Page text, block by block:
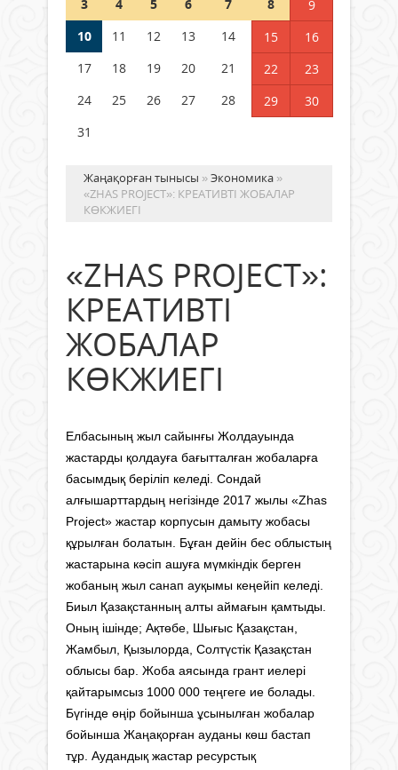
азаматтары қалай дауыс бере
05 тамыз 2026 ж.
3
4 5 6 7 8
9
10
11 12 13 14 15
16
17
18 19 20 21 22
23
24
25 26 27 28 29
30
31
Жаңақорған тынысы »Экономика »
«ZHAS PROJECT»: КРЕАТИВТІ ЖОБАЛАР
КӨКЖИЕГІ
«ZHAS PROJECT»:
КРЕАТИВТІ
ЖОБАЛАР
КӨКЖИЕГІ
Елбасының жыл сайынғы Жолдауында
жастарды қолдауға бағытталған жобаларға
басымдық беріліп келеді. Сондай
алғышарттардың негізінде 2017 жылы «Zhas
Project» жастар корпусын дамыту жобасы
құрылған болатын. Бұған дейін бес облыстың
жастарына кәсіп ашуға мүмкіндік берген
жобаның жыл санап ауқымы кеңейіп келеді.
Биыл Қазақстанның алты аймағын қамтыды.
Оның ішінде; Ақтөбе, Шығыс Қазақстан,
Жамбыл, Қызылорда, Солтүстік Қазақстан
облысы бар. Жоба аясында грант иелері
қайтарымсыз 1000 000 теңгеге ие болады.
Бүгінде өңір бойынша ұсынылған жобалар
бойынша Жаңақорған ауданы көш бастап
тұр. Аудандық жастар ресурстық